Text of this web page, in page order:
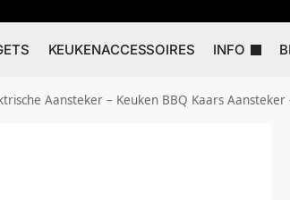
KEUKENACCESSOIRES INFO
Aansteker – Keuken BBQ Kaars